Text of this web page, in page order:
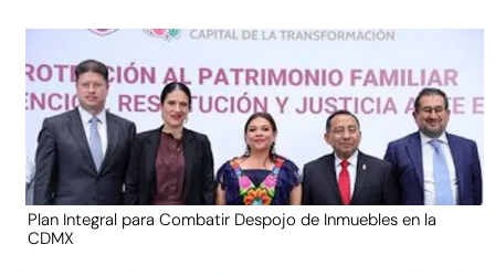
Plan Integral para Combatir Despojo de Inmuebles en la
CDMX